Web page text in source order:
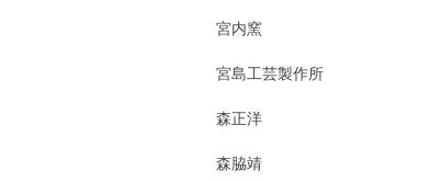
宮内窯
宮島工芸製作所
森正洋
森脇靖